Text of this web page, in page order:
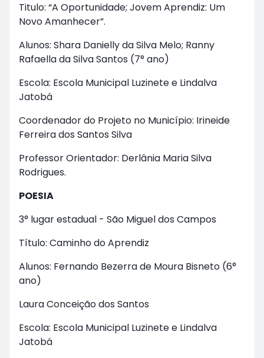
Titulo: “A Oportunidade; Jovem Aprendiz: Um
Novo Amanhecer”.
Alunos: Shara Danielly da Silva Melo; Ranny
Rafaella da Silva Santos (7° ano)
Escola: Escola Municipal Luzinete e Lindalva
Jatobá
Coordenador do Projeto no Município: Irineide
Ferreira dos Santos Silva
Professor Orientador: Derlânia Maria Silva
Rodrigues.
POESIA
3° lugar estadual - São Miguel dos Campos
Título: Caminho do Aprendiz
Alunos: Fernando Bezerra de Moura Bisneto (6°
ano)
Laura Conceição dos Santos
Escola: Escola Municipal Luzinete e Lindalva
Jatobá